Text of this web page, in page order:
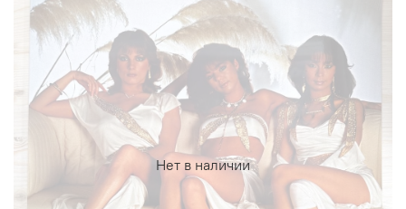
Нет в наличии